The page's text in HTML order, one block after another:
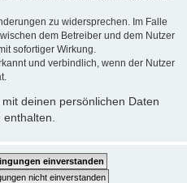
zu widersprechen. Im Falle
dem Betreiber und dem Nutzer
sofortiger Wirkung.
und verbindlich, wenn der Nutzer
deinen persönlichen Daten